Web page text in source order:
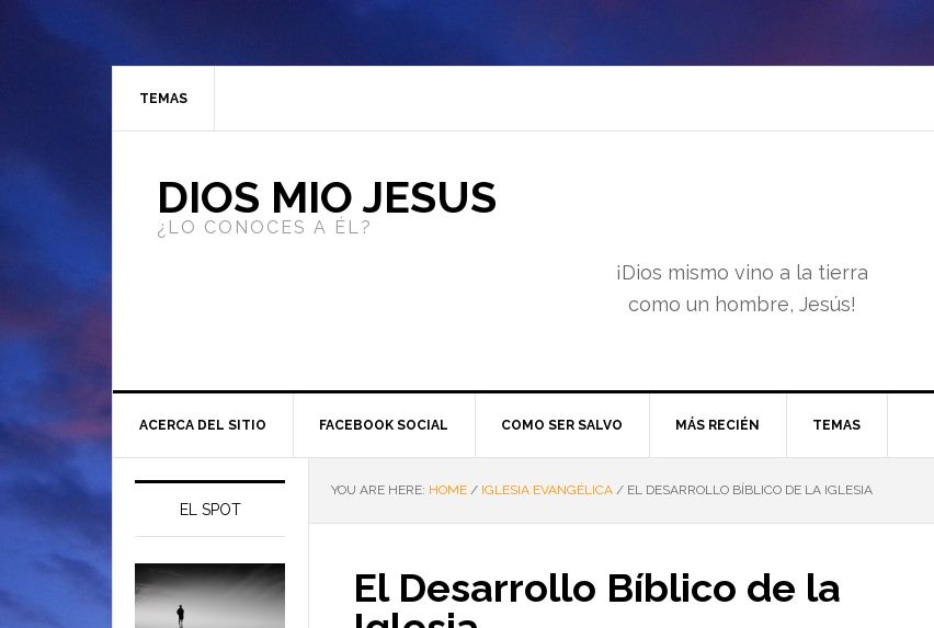
TEMAS
DIOS MIO JESUS
¿LO CONOCES A ÉL?
¡Dios mismo vino a la tierra
como un hombre, Jesús!
ACERCA DEL SITIO FACEBOOK SOCIAL COMO SER SALVO MÁS RECIÉN TEMAS
YOU ARE HERE: HOME / IGLESIA EVANGÉLICA / EL DESARROLLO BÍBLICO DE LA IGLESIA
El Desarrollo Bíblico de la
EL SPOT